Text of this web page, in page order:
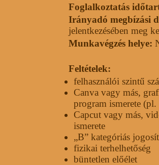
Foglalkoztatás
Irányadó megbízási
jelentkezésében meg
Munkavégzés helye:
Feltételek:
felhasználói szintű
Canva vagy más,
program ismerete
Capcut vagy más,
ismerete
„B” kategóriás
fizikai terhelhetőség
büntetlen előélet